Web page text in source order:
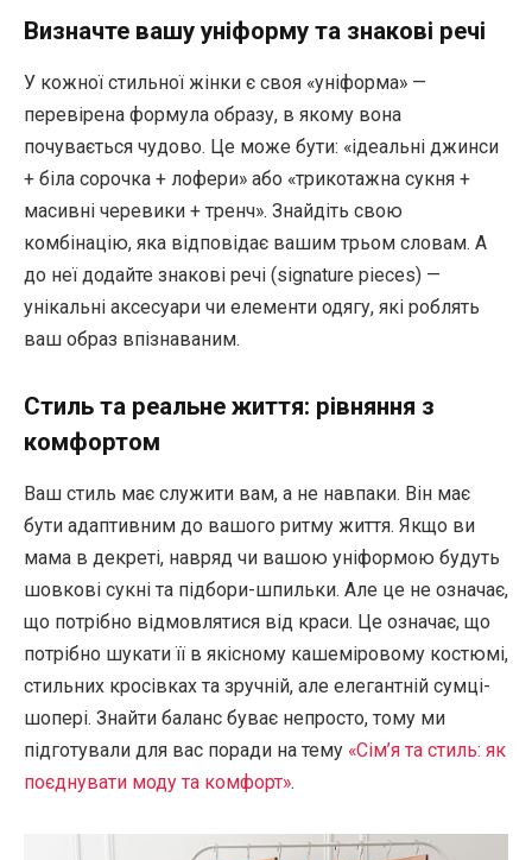
Визначте вашу уніформу та знакові речі
У кожної стильної жінки є своя «уніформа» —
перевірена формула образу, в якому вона
почувається чудово. Це може бути: «ідеальні джинси
+ біла сорочка + лофери» або «трикотажна сукня +
масивні черевики + тренч». Знайдіть свою
комбінацію, яка відповідає вашим трьом словам. А
до неї додайте знакові речі (signature pieces) —
унікальні аксесуари чи елементи одягу, які роблять
ваш образ впізнаваним.
Стиль та реальне життя: рівняння з
комфортом
Ваш стиль має служити вам, а не навпаки. Він має
бути адаптивним до вашого ритму життя. Якщо ви
мама в декреті, навряд чи вашою уніформою будуть
шовкові сукні та підбори-шпильки. Але це не означає,
що потрібно відмовлятися від краси. Це означає, що
потрібно шукати її в якісному кашеміровому костюмі,
стильних кросівках та зручній, але елегантній сумці-
шопері. Знайти баланс буває непросто, тому ми
підготували для вас поради на тему «Сім’я та стиль: як
поєднувати моду та комфорт».